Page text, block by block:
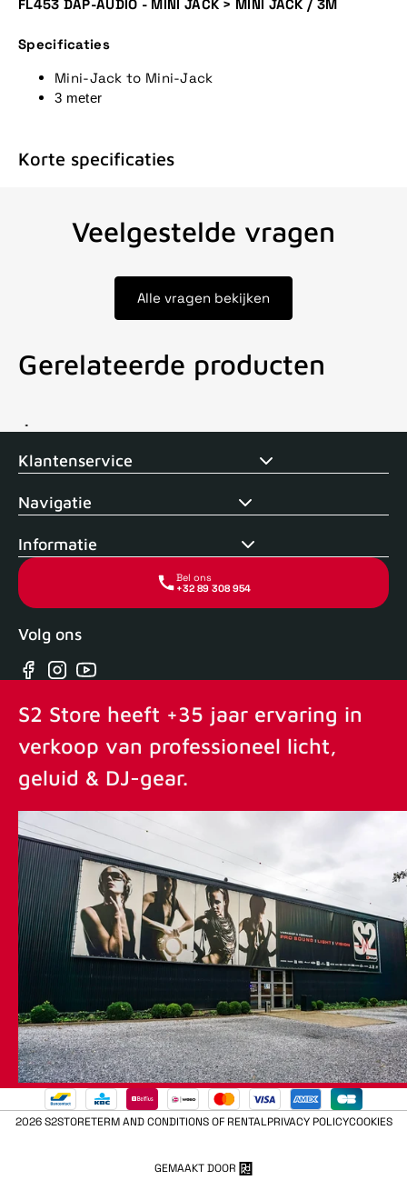
FL453 DAP-AUDIO - MINI JACK > MINI JACK / 3M
Specificaties
Mini-Jack to Mini-Jack
3 meter
Korte specificaties
Veelgestelde vragen
Alle vragen bekijken
Gerelateerde producten
Voor 15uur besteld, zelfde dag verstuurd Echte winkel +35
Klantenservice
Navigatie
Informatie
Bel ons
+32 89 308 954
Volg ons
Facebook
Instagram
YouTube
S2 Store heeft +35 jaar ervaring in
verkoop van professioneel licht,
geluid & DJ-gear.
2026 S2STORETERM AND CONDITIONS OF RENTALPRIVACY POLICYCOOKIES
GEMAAKT DOOR